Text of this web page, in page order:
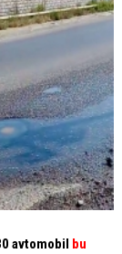
avtomobil
bu